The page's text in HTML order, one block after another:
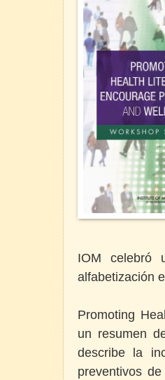
IOM celebró
alfabetización
Promoting
un resumen
describe la
preventivos